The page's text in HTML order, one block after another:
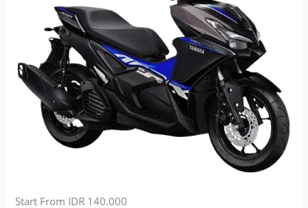
Start From IDR 140.000